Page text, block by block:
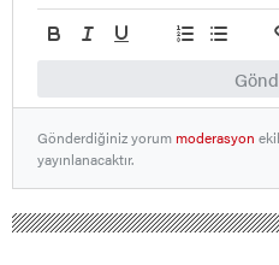
Gönderdiğiniz yorummoderasyon
yayınlanacaktır.